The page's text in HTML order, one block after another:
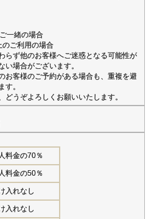
一緒の場合
のご利用の場合
らず他のお客様へご迷惑となる可能性が
い場合がございます。
お客様のご予約がある場合も、重複を避
す。
うぞよろしくお願いいたします。
料金の70％
料金の50％
入れなし
入れなし